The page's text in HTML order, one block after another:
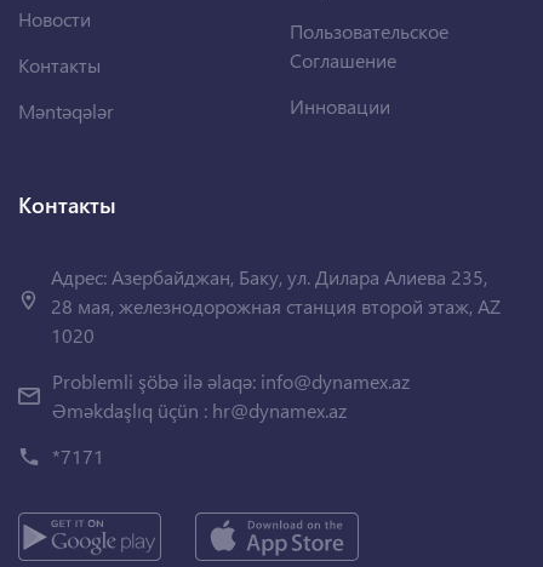
Новости
Контакты
Məntəqələr
Пользовательское
Соглашение
Инновации
Контакты
Адрес: Азербайджан, Баку, ул. Дилара Алиева 235,
28 мая, железнодорожная станция второй этаж, AZ
1020
Problemli şöbə ilə əlaqə: info@dynamex.az
Əməkdaşlıq üçün : hr@dynamex.az
*7171